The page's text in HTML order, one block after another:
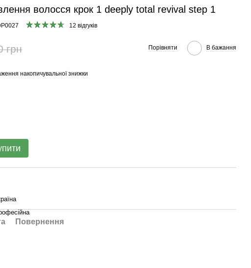
волосся крок 1 deeply total revival step 1
12 відгуків
грн Порівняти В бажання
накопичувальної знижки
Повернення